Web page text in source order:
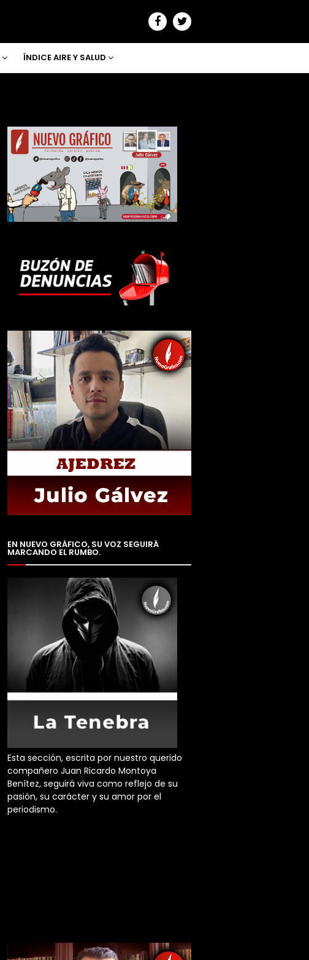
ÍNDICE AIRE Y SALUD
EN NUEVO GRÁFICO, SU VOZ SEGUIRÁ
MARCANDO EL RUMBO.
Esta sección, escrita por nuestro querido
compañero Juan Ricardo Montoya
Benítez, seguirá viva como reflejo de su
pasión, su carácter y su amor por el
periodismo.